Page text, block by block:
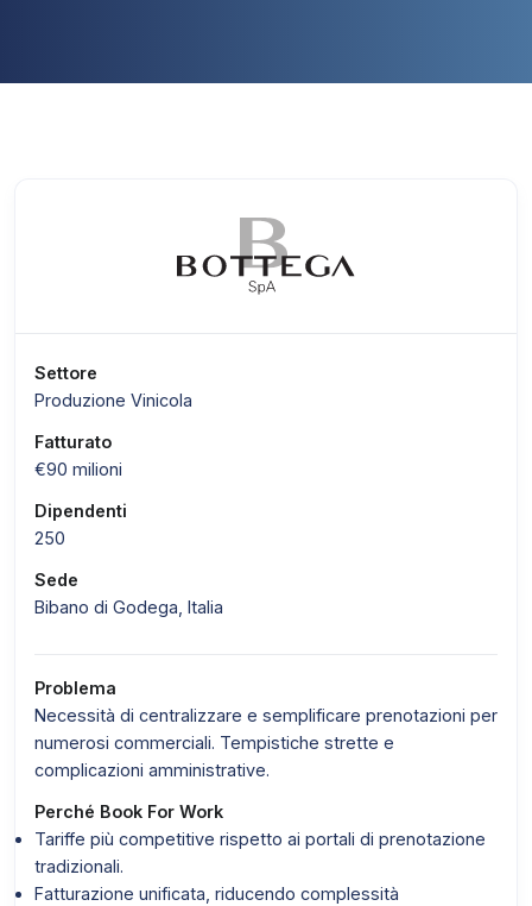
Settore
Produzione Vinicola
Fatturato
€90 milioni
Dipendenti
250
Sede
Bibano di Godega, Italia
Problema
Necessità di centralizzare e semplificare prenotazioni per
numerosi commerciali. Tempistiche strette e
complicazioni amministrative.
Perché Book For Work
Tariffe più competitive rispetto ai portali di prenotazione
tradizionali.
Fatturazione unificata, riducendo complessità